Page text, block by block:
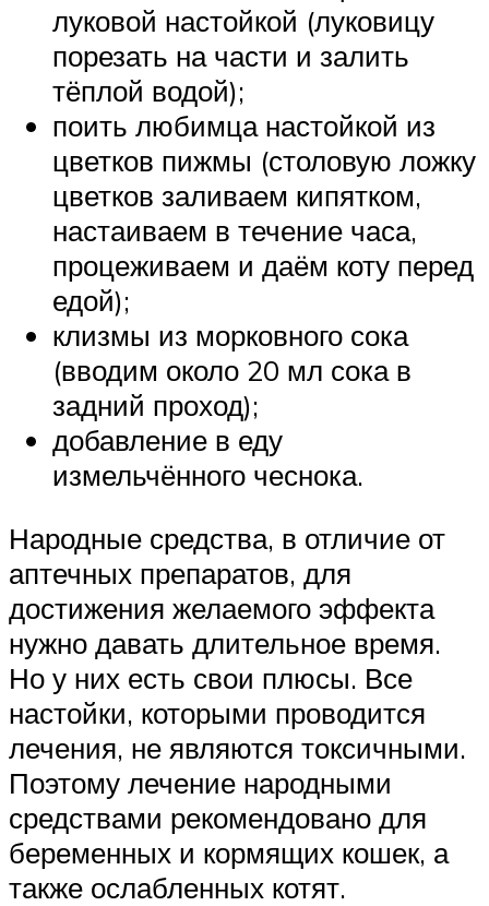
луковой настойкой (луковицу
порезать на части и залить
тёплой водой);
поить любимца настойкой из
цветков пижмы (столовую ложку
цветков заливаем кипятком,
настаиваем в течение часа,
процеживаем и даём коту перед
едой);
клизмы из морковного сока
(вводим около 20 мл сока в
задний проход);
добавление в еду
измельчённого чеснока.
Народные средства, в отличие от
аптечных препаратов, для
достижения желаемого эффекта
нужно давать длительное время.
Но у них есть свои плюсы. Все
настойки, которыми проводится
лечения, не являются токсичными.
Поэтому лечение народными
средствами рекомендовано для
беременных и кормящих кошек, а
также ослабленных котят.